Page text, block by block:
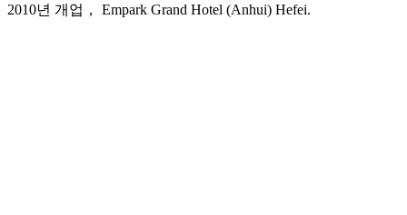
2010년 개업， Empark Grand Hotel (Anhui) Hefei.